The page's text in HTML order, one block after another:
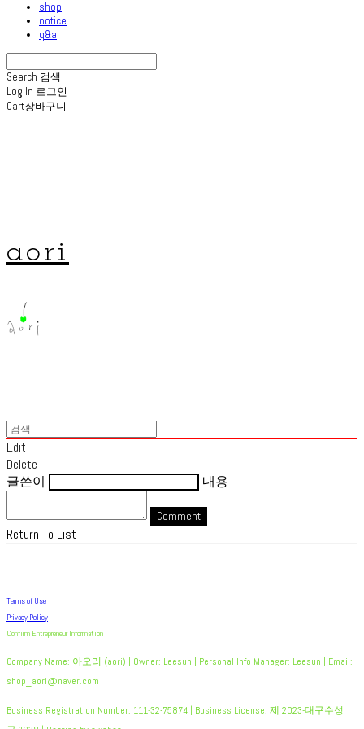
shop
notice
q&a
Search 검색
Log In 로그인
Cart장바구니
aori
Edit
Delete
글쓴이
내용
Comment
Return To List
Terms of Use
Privacy Policy
Confirm Entrepreneur Information
Company Name: 아오리 (aori) | Owner: Leesun | Personal Info Manager: Leesun | Email:
shop_aori@naver.com
Business Registration Number: 111-32-75874 | Business License: 제 2023-대구수성